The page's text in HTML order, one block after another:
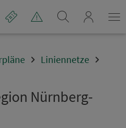
Liniennetze
Nürn­berg-